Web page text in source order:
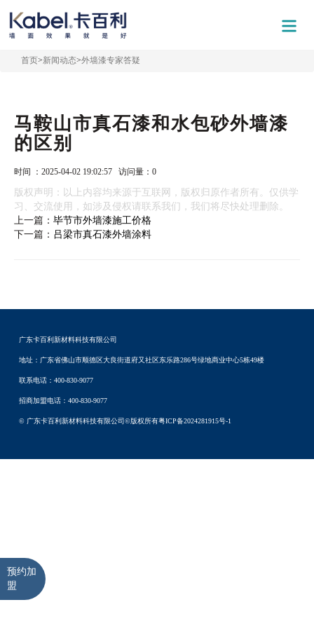
首页>新闻动态>外墙漆专家答疑
马鞍山市真石漆和水包砂外墙漆
的区别
时间 ：2025-04-02 19:02:57 访问量： 0
版权声明：以上内容均来源于互联网，版权归原作者所有。仅供学
习、交流使用，如涉及侵权请联系我们，我们将尽快处理删除。
上一篇： 毕节市外墙漆施工价格
下一篇： 吕梁市真石漆外墙涂料
预约加
盟
广东卡百利新材料科技有限公司
地址：广东省佛山市顺德区大良街道府又社区东乐路286号绿地商业中心5栋49楼
联系电话：400-830-9077
招商加盟电话：400-830-9077
© 广东卡百利新材料科技有限公司©版权所有粤ICP备2024281915号-1